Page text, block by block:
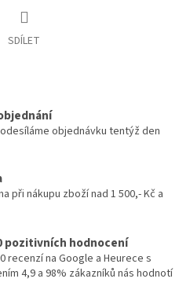
SDÍLET
objednávku tentýž den
při nákupu zboží nad 1 500,- Kč a
pozitivních hodnocení
recenzí na Google a Heurece s
4,9 a 98% zákazníků nás hodnotí